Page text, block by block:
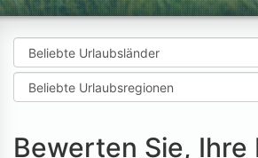
Bewerten Sie, Ihre